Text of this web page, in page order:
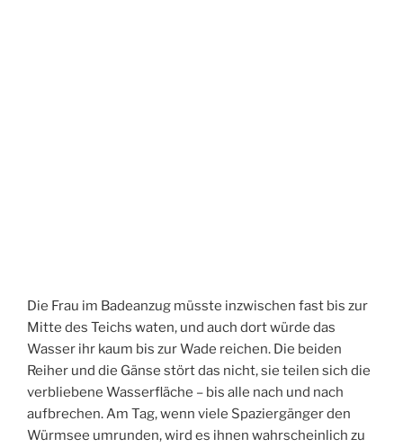
Die Frau im Badeanzug müsste inzwischen fast bis zur
Mitte des Teichs waten, und auch dort würde das
Wasser ihr kaum bis zur Wade reichen. Die beiden
Reiher und die Gänse stört das nicht, sie teilen sich die
verbliebene Wasserfläche – bis alle nach und nach
aufbrechen. Am Tag, wenn viele Spaziergänger den
Würmsee umrunden, wird es ihnen wahrscheinlich zu